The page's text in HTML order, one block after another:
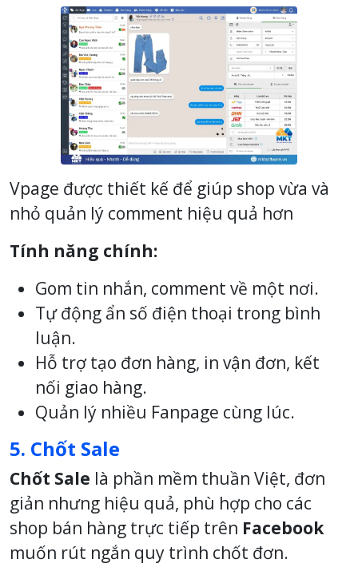
Vpage được thiết kế để giúp shop vừa và
nhỏ quản lý comment hiệu quả hơn
Tính năng chính:
Gom tin nhắn, comment về một nơi.
Tự động ẩn số điện thoại trong bình
luận.
Hỗ trợ tạo đơn hàng, in vận đơn, kết
nối giao hàng.
Quản lý nhiều Fanpage cùng lúc.
5. Chốt Sale
Chốt Sale là phần mềm thuần Việt, đơn
giản nhưng hiệu quả, phù hợp cho các
shop bán hàng trực tiếp trên Facebook
muốn rút ngắn quy trình chốt đơn.